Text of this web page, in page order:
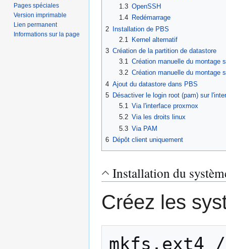
1.3 OpenSSH
1.4
Redémarrage
2
Installation de PBS
2.1
Kernel alternatif
3 Création de la partition de datastore
3.1 Création manuelle du montage
3.2 Création manuelle du montage
4 Ajout du datastore dans PBS
5 Désactiver le login root (pam) sur
5.1 Via l'interface proxmox
5.2 Via les droits linux
5.3 Via PAM
6 Dépôt client uniquement
Installation du
Créez les
mkfs.ext4 /
Pages spéciales
Version imprimable
Lien permanent
Informations sur la page